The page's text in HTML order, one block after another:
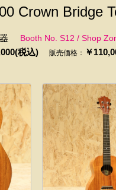
Crown Bridge
Booth No. S12 / Shop
税込) 販売価格： ￥